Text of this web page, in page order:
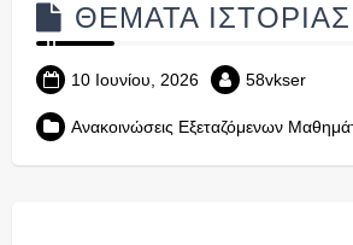
ΘΕΜΑΤΑ ΙΣΤΟΡΙΑΣ
10 Ιουνίου, 2026 58vkser
Ανακοινώσεις Εξεταζόμενων